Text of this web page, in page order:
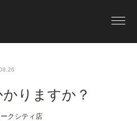
りますか？
クシティ店